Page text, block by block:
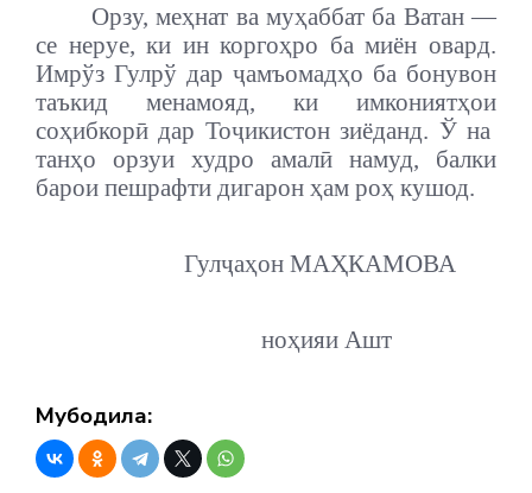
Орзу, меҳнат ва муҳаббат ба Ватан —
се неруе, ки ин коргоҳро ба миён овард.
Имрўз Гулрў дар ҷамъомадҳо ба бонувон
таъкид менамояд, ки имкониятҳои
соҳибкорӣ дар Тоҷикистон зиёданд. Ў на
танҳо орзуи худро амалӣ намуд, балки
барои пешрафти дигарон ҳам роҳ кушод.
Гулҷаҳон МАҲКАМОВА
ноҳияи Ашт
Мубодила: